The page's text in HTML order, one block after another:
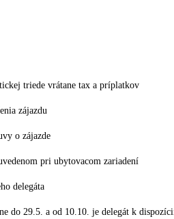
triede vrátane tax a príplatkov
zájazdu
o zájazde
pri ubytovacom zariadení
delegáta
do 29.5. a od 10.10. je delegát k